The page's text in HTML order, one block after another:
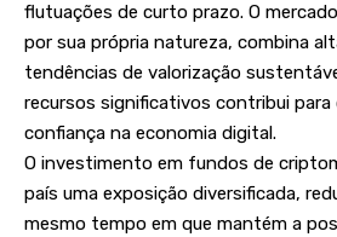
flutuações de curto prazo. O
por sua própria natureza, combina
tendências de valorização
recursos significativos contribui para
confiança na economia digital.
O investimento em fundos de
país uma exposição diversificada,
mesmo tempo em que mantém a